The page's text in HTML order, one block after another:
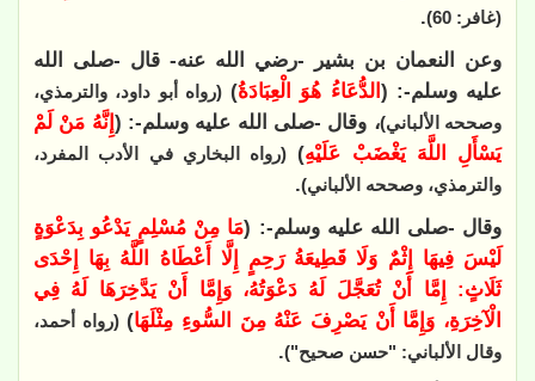
(غافر: 60)
.
وعن النعمان بن بشير -رضي الله عنه- قال -صلى الله
عليه وسلم-: ( الدُّعَاءُ هُوَ الْعِبَادَةُ)(رواه أبو داود، والترمذي،
وصححه الألباني)، وقال -صلى الله عليه وسلم-: (إِنَّهُ مَنْ لَمْ
يَسْأَلِ اللَّهَ يَغْضَبْ عَلَيْهِ) (رواه البخاري في الأدب المفرد،
والترمذي، وصححه الألباني).
وقال -صلى الله عليه وسلم-: (مَا مِنْ مُسْلِمٍ يَدْعُو بِدَعْوَةٍ
لَيْسَ فِيهَا إِثْمٌ وَلَا قَطِيعَةُ رَحِمٍ إِلَّا أَعْطَاهُ اللَّهُ بِهَا إِحْدَى
ثَلَاثٍ: إِمَّا أَنْ تُعَجَّلَ لَهُ دَعْوَتُهُ، وَإِمَّا أَنْ يَدَّخِرَهَا لَهُ فِي
الْآخِرَةِ، وَإِمَّا أَنْ يَصْرِفَ عَنْهُ مِنَ السُّوءِ مِثْلَهَا)(رواه أحمد،
وقال الألباني: "حسن صحيح").